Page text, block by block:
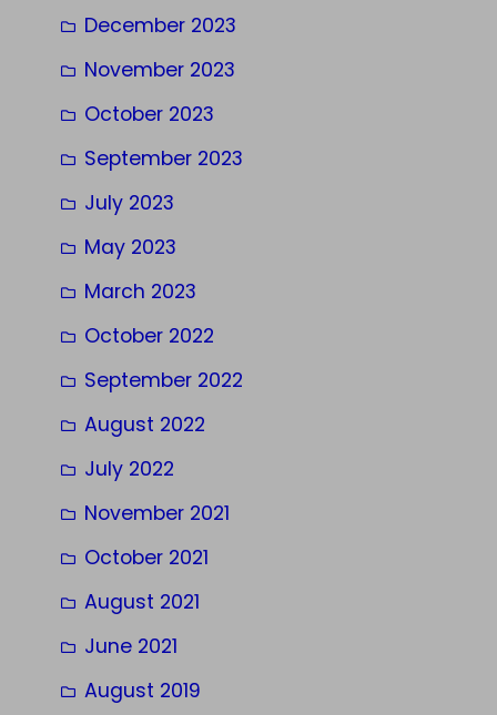
December 2023
November 2023
October 2023
September 2023
July 2023
May 2023
March 2023
October 2022
September 2022
August 2022
July 2022
November 2021
October 2021
August 2021
June 2021
August 2019